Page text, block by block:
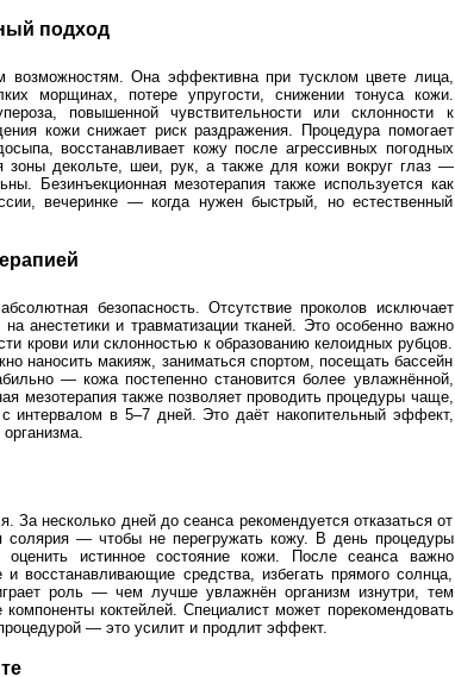
подход
возможностям. Она эффективна при тусклом цвете лица,
морщинах, потере упругости, снижении тонуса кожи.
повышенной чувствительности или склонности к
кожи снижает риск раздражения. Процедура помогает
восстанавливает кожу после агрессивных погодных
декольте, шеи, рук, а также для кожи вокруг глаз —
Безинъекционная мезотерапия также используется как
вечеринке — когда нужен быстрый, но естественный
безопасность. Отсутствие проколов исключает
анестетики и травматизации тканей. Это особенно важно
крови или склонностью к образованию келоидных рубцов.
наносить макияж, заниматься спортом, посещать бассейн
— кожа постепенно становится более увлажнённой,
мезотерапия также позволяет проводить процедуры чаще,
в 5–7 дней. Это даёт накопительный эффект,
За несколько дней до сеанса рекомендуется отказаться от
солярия — чтобы не перегружать кожу. В день процедуры
истинное состояние кожи. После сеанса важно
восстанавливающие средства, избегать прямого солнца,
роль — чем лучше увлажнён организм изнутри, тем
коктейлей. Специалист может порекомендовать
— это усилит и продлит эффект.